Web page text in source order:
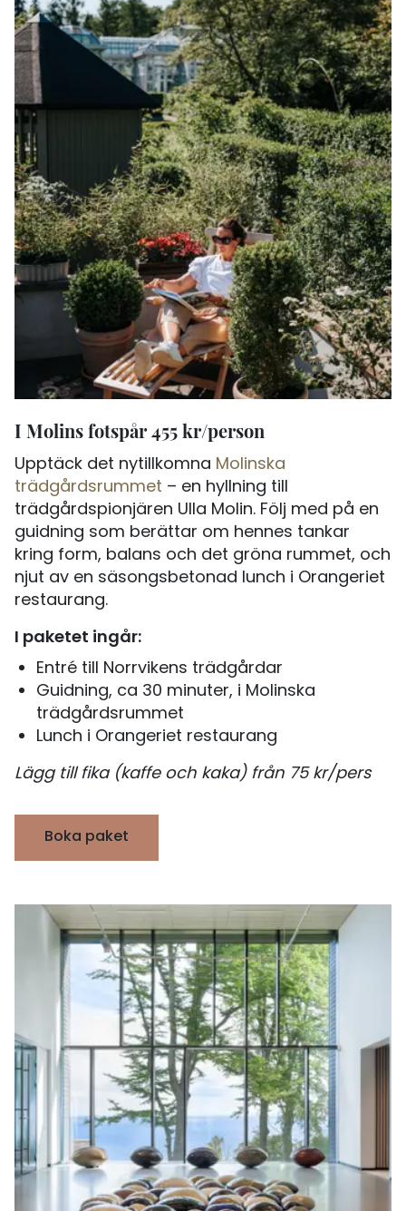
I Molins fotspår 455 kr/person
Upptäck det nytillkomna Molinska
trädgårdsrummet – en hyllning till
trädgårdspionjären Ulla Molin. Följ med på en
guidning som berättar om hennes tankar
kring form, balans och det gröna rummet, och
njut av en säsongsbetonad lunch i Orangeriet
restaurang.
I paketet ingår:
Entré till Norrvikens trädgårdar
Guidning, ca 30 minuter, i Molinska
trädgårdsrummet
Lunch i Orangeriet restaurang
Lägg till fika (kaffe och kaka) från 75 kr/pers
Boka paket